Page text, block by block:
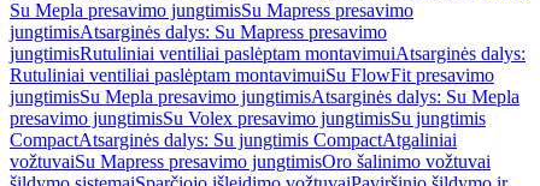
Su Mepla presavimo jungtimisSu Mapress presavimo
jungtimisAtsarginės dalys: Su Mapress presavimo
jungtimisRutuliniai ventiliai paslėptam montavimuiAtsarginės dalys:
Rutuliniai ventiliai paslėptam montavimuiSu FlowFit presavimo
jungtimisSu Mepla presavimo jungtimisAtsarginės dalys: Su Mepla
presavimo jungtimisSu Volex presavimo jungtimisSu jungtimis
CompactAtsarginės dalys: Su jungtimis CompactAtgaliniai
vožtuvaiSu Mapress presavimo jungtimisOro šalinimo vožtuvai